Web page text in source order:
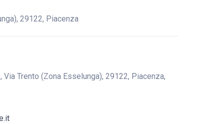
29122, Piacenza
Via Trento (Zona Esselunga), 29122, Piacenza,